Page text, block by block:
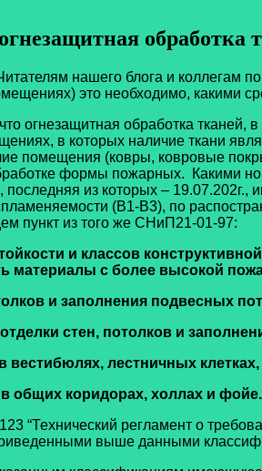
огнезащитная
нашего блога и коллегам по
это необходимо, какими
обработка тканей,
в которых наличие ткани
помещения (ковры, ковровые
формы пожарных. Какими
из которых – 19.07.202г.,
(В1-В3), по
пункт из того же СНиП21-01-97:
и классов
материалы с более высокой
и заполнения подвесных
стен, потолков и
вестибюлях, лестничных
общих коридорах, холлах и фойе.
“Технический регламент о
выше данными